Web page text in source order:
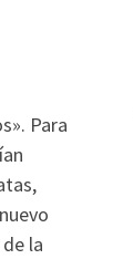
Para
la